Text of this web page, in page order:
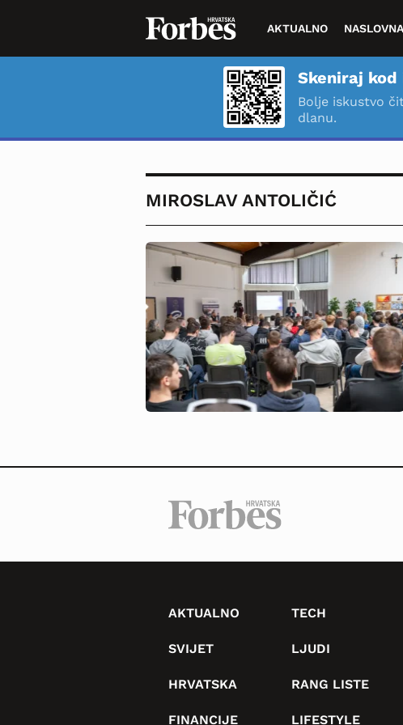
AKTUALNO NASLOVNA
Skeniraj
Bolje iskustvo
dlanu.
MIROSLAV ANTOLIČIĆ
AKTUALNO
SVIJET
HRVATSKA
FINANCIJE
TECH
LJUDI
RANG LISTE
LIFESTYLE